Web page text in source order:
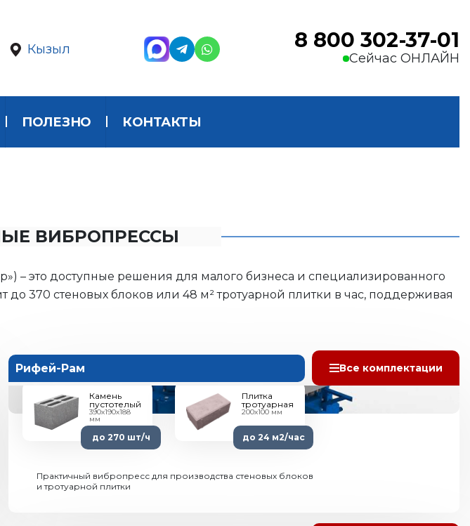
Кызыл 8 800 302-37-01
Сейчас ОНЛАЙН
ПОЛЕЗНО КОНТАКТЫ
ВИБРОПРЕССЫ
– это доступные решения для малого бизнеса и специализированного
370 стеновых блоков или 48 м² тротуарной плитки в час, поддерживая
Рифей-Рам Все комплектации
Камень
пустотелый
390х190х188
мм
до 270 шт/ч
Плитка
тротуарная
200х100 мм
до 24 м2/час
Практичный вибропресс для производства стеновых блоков
и тротуарной плитки